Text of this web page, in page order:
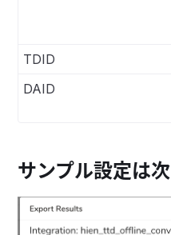
TDID
DAID
サンプル設定は